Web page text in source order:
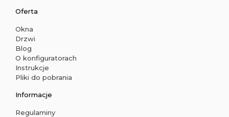
Oferta
Okna
Drzwi
Blog
O konfiguratorach
Instrukcje
Pliki do pobrania
Informacje
Regulaminy